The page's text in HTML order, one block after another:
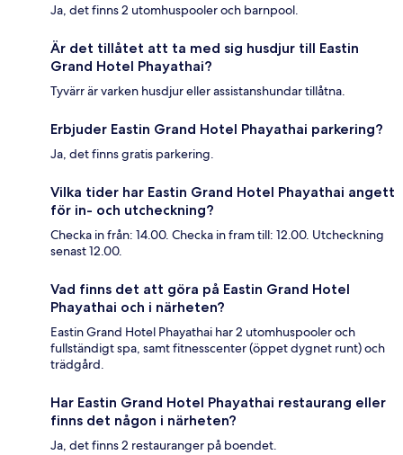
Ja, det finns 2 utomhuspooler och barnpool.
Är det tillåtet att ta med sig husdjur till Eastin
Grand Hotel Phayathai?
Tyvärr är varken husdjur eller assistanshundar tillåtna.
Erbjuder Eastin Grand Hotel Phayathai parkering?
Ja, det finns gratis parkering.
Vilka tider har Eastin Grand Hotel Phayathai angett
för in- och utcheckning?
Checka in från: 14.00. Checka in fram till: 12.00. Utcheckning
senast 12.00.
Vad finns det att göra på Eastin Grand Hotel
Phayathai och i närheten?
Eastin Grand Hotel Phayathai har 2 utomhuspooler och
fullständigt spa, samt fitnesscenter (öppet dygnet runt) och
trädgård.
Har Eastin Grand Hotel Phayathai restaurang eller
finns det någon i närheten?
Ja, det finns 2 restauranger på boendet.